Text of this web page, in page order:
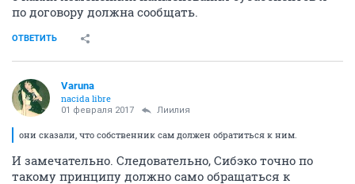
по договору должна сообщать.
ОТВЕТИТЬ
Varuna
nacida libre
01 февраля 2017 Лиилия
они сказали, что собственник сам должен обратиться к ним.
И замечательно. Следовательно, Сибэко точно по
такому принципу должно само обращаться к